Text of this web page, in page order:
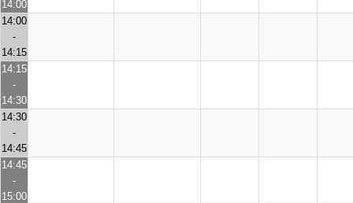
14:00
14:00
-
14:15
14:15
-
14:30
14:30
-
14:45
14:45
-
15:00